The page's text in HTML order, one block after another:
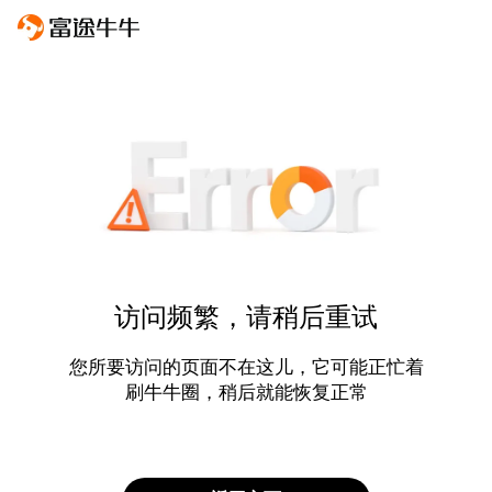
访问频繁，请稍后重试
您所要访问的页面不在这儿，它可能正忙着
刷牛牛圈，稍后就能恢复正常